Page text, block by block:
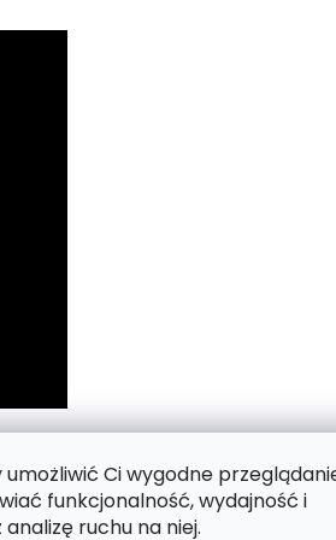
Ci wygodne
funkcjonalność, wydajność i
ruchu na niej.